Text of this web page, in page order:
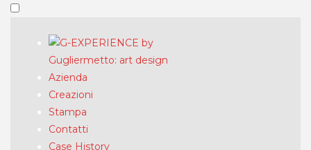
Azienda
Creazioni
Stampa
Contatti
Case History